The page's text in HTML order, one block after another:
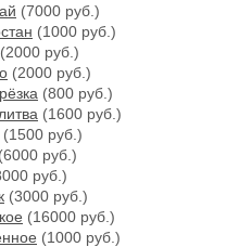
(7000 руб.)
(1000 руб.)
(2000 руб.)
(2000 руб.)
(800 руб.)
(1600 руб.)
(1500 руб.)
(6000 руб.)
руб.)
(3000 руб.)
(16000 руб.)
(1000 руб.)